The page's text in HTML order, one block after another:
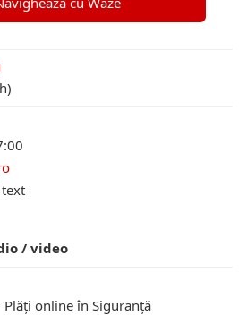
/ video
Plăți online în Siguranță